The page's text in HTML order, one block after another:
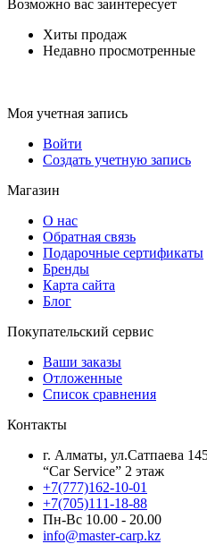
Возможно вас заинтересует
Хиты продаж
Недавно просмотренные
Моя учетная запись
Войти
Создать учетную запись
Магазин
О нас
Обратная связь
Подарочные сертификаты
Бренды
Карта сайта
Блог
Покупательский сервис
Ваши заказы
Отложенные
Список сравнения
Контакты
г. Алматы, ул.Сатпаева
“Car Service” 2 этаж
+7(777)162-10-01
+7(705)111-18-88
Пн-Вс 10.00 - 20.00
info@master-carp.kz